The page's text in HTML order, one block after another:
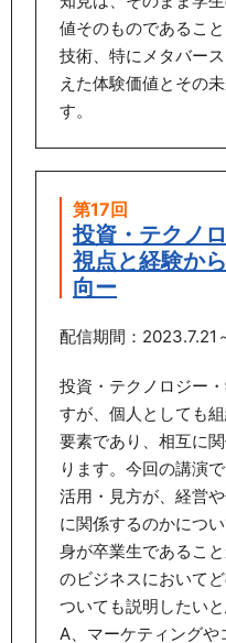
値そのものであるこ
技術、特にメタバー
えた体験価値とその
す。
第17回
投資・テクノ
視点と経験か
向ー
配信期間：2023.7.21
投資・テクノロジー
すが、個人としても
要素であり、相互に
ります。今回の講演
活用・見方が、経営
に関係するのかにつ
身が卒業生であるこ
のビジネスにおいて
ついても説明したい
A、マーケティング